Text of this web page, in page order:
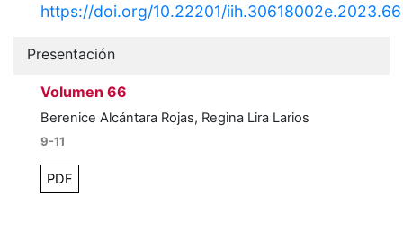
https://doi.org/10.22201/iih.30618002e.2023.66
Presentación
Volumen 66
Berenice Alcántara Rojas, Regina Lira Larios
9-11
PDF